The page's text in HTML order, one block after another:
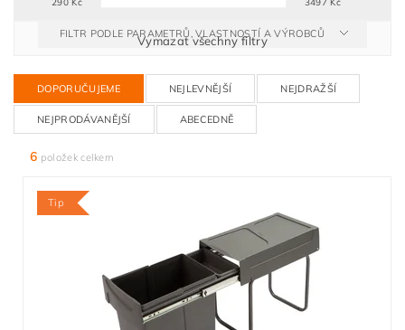
FILTR PODLE PARAMETRŮ, VLASTNOSTÍ A VÝROBCŮ
Vymazat všechny filtry
DOPORUČUJEME NEJLEVNĚJŠÍ NEJDRAŽŠÍ
NEJPRODÁVANĚJŠÍ ABECEDNĚ
6 položek celkem
Tip